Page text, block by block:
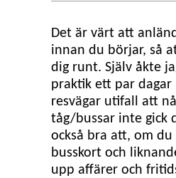
Det är värt att
innan du börjar, så
dig runt. Själv åkte
praktik ett par
resvägar utifall att
tåg/bussar inte gick
också bra att, om
busskort och
upp affärer och